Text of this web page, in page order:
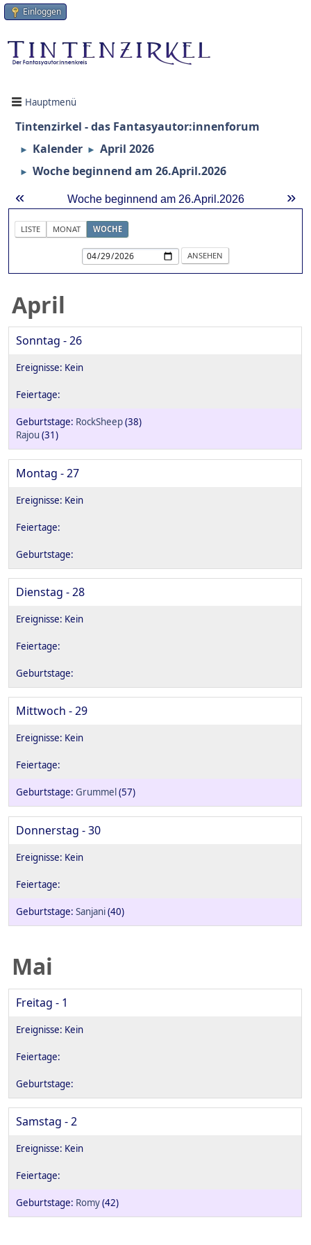
Einloggen
Hauptmenü
Tintenzirkel - das Fantasyautor:innenforum
► Kalender ► April 2026
► Woche beginnend am 26.April.2026
« »
Woche beginnend am 26.April.2026
LISTE MONAT WOCHE
April
Sonntag - 26
RockSheep(38)
Rajou (31)
Montag - 27
Dienstag - 28
Mittwoch - 29
Grummel (57)
Donnerstag - 30
Sanjani(40)
Mai
Freitag - 1
Samstag - 2
Romy(42)